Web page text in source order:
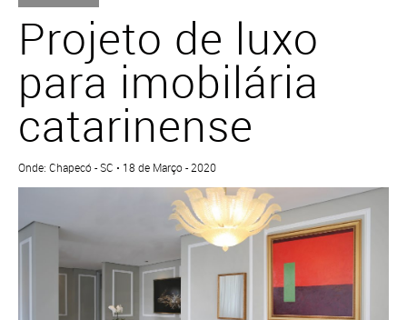
Projeto de luxo
para imobilária
catarinense
Onde: Chapecó - SC • 18 de Março - 2020